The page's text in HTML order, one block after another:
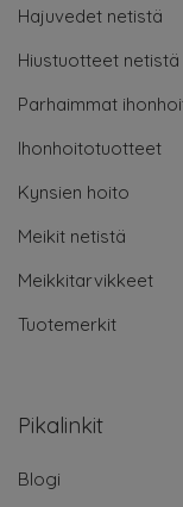
Hajuvedet netistä
Hiustuotteet netistä
Parhaimmat
Ihonhoitotuotteet
Kynsien hoito
Meikit netistä
Meikkitarvikkeet
Tuotemerkit
Pikalinkit
Blogi